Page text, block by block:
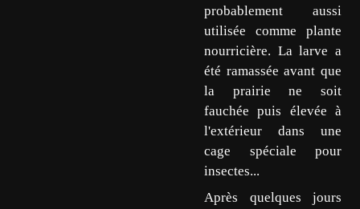
probablement aussi
utilisée comme plante
nourricière. La larve a
été ramassée avant que
la prairie ne soit
fauchée puis élevée à
l'extérieur dans une
cage spéciale pour
insectes...
Après quelques jours